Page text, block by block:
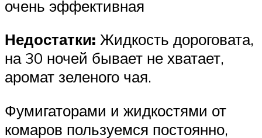
очень эффективная
Недостатки: Жидкость дороговата,
на 30 ночей бывает не хватает,
аромат зеленого чая.
Фумигаторами и жидкостями от
комаров пользуемся постоянно,